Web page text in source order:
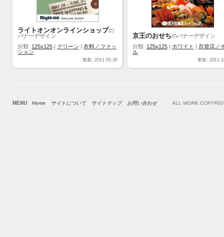
ライトオンオンラインショップの
バナーデザイン
分類: 125x125 グリーン
衣料／ファッ
ション
更新: 2011.05.30
京王のおせちのバナーデザイン
分類: 125x125 ホワイト
百貨店／
ル
更新:
MENU Home サイトについて サイトマップ お問い合わせ ALL WORK